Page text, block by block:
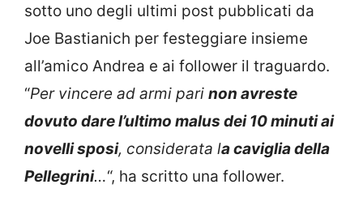
sotto uno degli ultimi post pubblicati da
Joe Bastianich per festeggiare insieme
all’amico Andrea e ai follower il traguardo.
“Per vincere ad armi pari non avreste
dovuto dare l’ultimo malus dei 10 minuti ai
novelli sposi, considerata la caviglia della
Pellegrini…“, ha scritto una follower.